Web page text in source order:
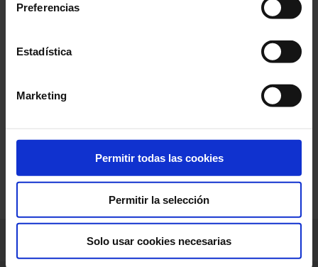
Preferencias
Estadística
Marketing
Permitir todas las cookies
Permitir la selección
Solo usar cookies necesarias
Abonnez-vous à notre chaîne Youtube !
Pyrocontrole